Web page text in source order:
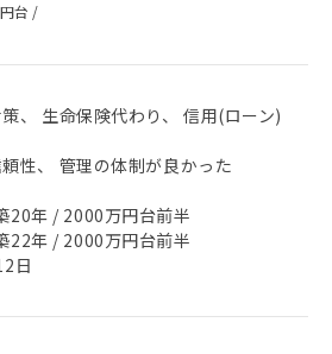
台 /
、 生命保険代わり、 信用(ローン)
性、 管理の体制が良かった
20年 / 2000万円台前半
22年 / 2000万円台前半
日